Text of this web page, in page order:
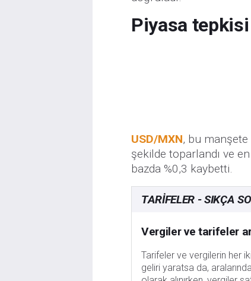
Piyasa tepkisi
USD/MXN, bu
şekilde toparlandı ve
bazda %0,3 kaybetti.
TARIFELER - SIKÇA
Vergiler ve tarifeler
Tarifeler ve vergilerin her
geliri yaratsa da,